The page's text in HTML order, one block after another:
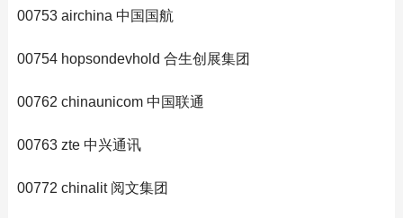
00753 airchina 中国国航
00754 hopsondevhold 合生创展集团
00762 chinaunicom 中国联通
00763 zte 中兴通讯
00772 chinalit 阅文集团